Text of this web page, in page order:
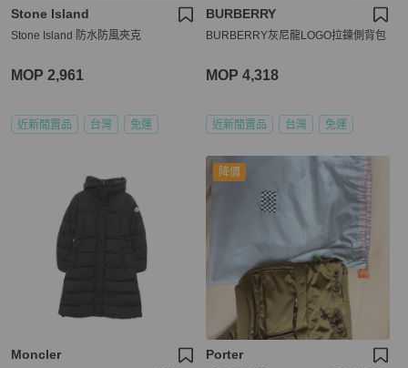
Stone Island
Stone Island 防水防風夾克
MOP 2,961
近新閒置品 台灣 免運
BURBERRY
BURBERRY灰尼龍LOGO拉鍊側背包
MOP 4,318
近新閒置品 台灣 免運
Moncler
降價
Porter